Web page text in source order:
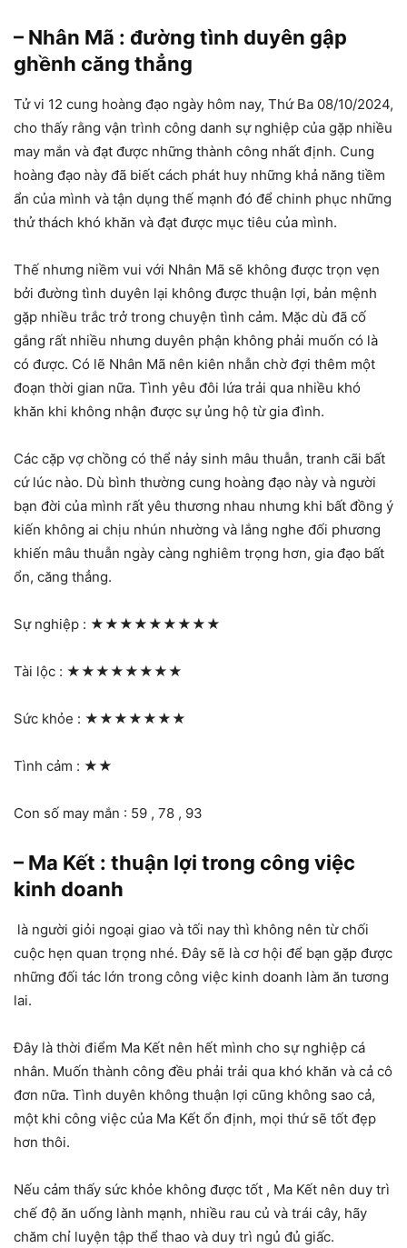
– Nhân Mã : đường tình duyên gập
ghềnh căng thẳng
Tử vi 12 cung hoàng đạo ngày hôm nay, Thứ Ba 08/10/2024,
cho thấy rằng vận trình công danh sự nghiệp của gặp nhiều
may mắn và đạt được những thành công nhất định. Cung
hoàng đạo này đã biết cách phát huy những khả năng tiềm
ẩn của mình và tận dụng thế mạnh đó để chinh phục những
thử thách khó khăn và đạt được mục tiêu của mình.
Thế nhưng niềm vui với Nhân Mã sẽ không được trọn vẹn
bởi đường tình duyên lại không được thuận lợi, bản mệnh
gặp nhiều trắc trở trong chuyện tình cảm. Mặc dù đã cố
gắng rất nhiều nhưng duyên phận không phải muốn có là
có được. Có lẽ Nhân Mã nên kiên nhẫn chờ đợi thêm một
đoạn thời gian nữa. Tình yêu đôi lứa trải qua nhiều khó
khăn khi không nhận được sự ủng hộ từ gia đình.
Các cặp vợ chồng có thể nảy sinh mâu thuẫn, tranh cãi bất
cứ lúc nào. Dù bình thường cung hoàng đạo này và người
bạn đời của mình rất yêu thương nhau nhưng khi bất đồng ý
kiến không ai chịu nhún nhường và lắng nghe đối phương
khiến mâu thuẫn ngày càng nghiêm trọng hơn, gia đạo bất
ổn, căng thẳng.
Sự nghiệp : ★★★★★★★★★
Tài lộc : ★★★★★★★★
Sức khỏe : ★★★★★★★
Tình cảm : ★★
Con số may mắn : 59 , 78 , 93
– Ma Kết : thuận lợi trong công việc
kinh doanh
là người giỏi ngoại giao và tối nay thì không nên từ chối
cuộc hẹn quan trọng nhé. Đây sẽ là cơ hội để bạn gặp được
những đối tác lớn trong công việc kinh doanh làm ăn tương
lai.
Đây là thời điểm Ma Kết nên hết mình cho sự nghiệp cá
nhân. Muốn thành công đều phải trải qua khó khăn và cả cô
đơn nữa. Tình duyên không thuận lợi cũng không sao cả,
một khi công việc của Ma Kết ổn định, mọi thứ sẽ tốt đẹp
hơn thôi.
Nếu cảm thấy sức khỏe không được tốt , Ma Kết nên duy trì
chế độ ăn uống lành mạnh, nhiều rau củ và trái cây, hãy
chăm chỉ luyện tập thể thao và duy trì ngủ đủ giấc.